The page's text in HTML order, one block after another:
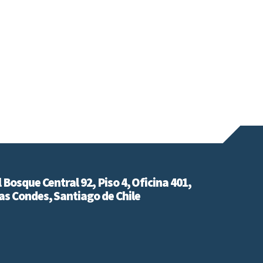
Bosque Central 92, Piso 4, Oficina 401,
Condes, Santiago de Chile